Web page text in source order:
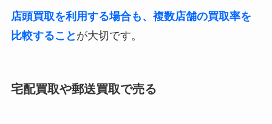
店頭買取を利用する場合も、複数店舗の買取率を
比較すること が大切です。
宅配買取や郵送買取で売る